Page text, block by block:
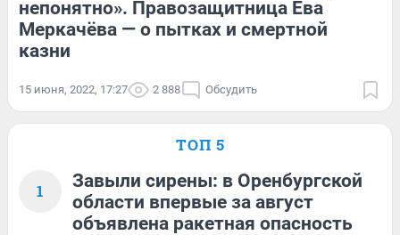
непонятно». Правозащитница Ева
Меркачёва — о пытках и смертной
казни
15 июня, 2022, 17:27 2 888 Обсудить
ТОП 5
1
Завыли сирены: в Оренбургской
области впервые за август
объявлена ракетная опасность